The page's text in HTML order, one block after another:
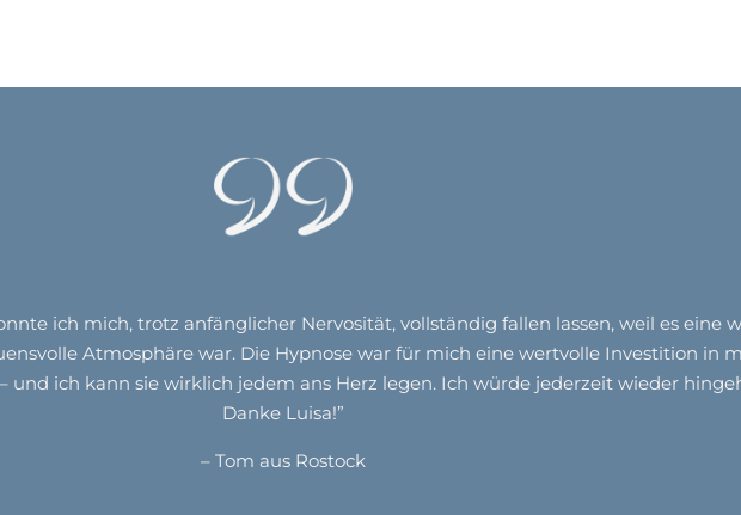
ich mich, trotz anfänglicher Nervosität, vollständig fallen lassen, weil es eine
Atmosphäre war. Die Hypnose war für mich eine wertvolle Investition in
und ich kann sie wirklich jedem ans Herz legen. Ich würde jederzeit wieder
Danke Luisa!”
– Tom aus Rostock